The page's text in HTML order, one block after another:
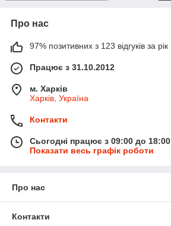
Про нас
97% позитивних з 123 відгуків за рік
Працює з 31.10.2012
м. Харків
Харків, Україна
Контакти
Сьогодні працює з 09:00 до 18:00
Показати весь графік роботи
Про нас
Контакти